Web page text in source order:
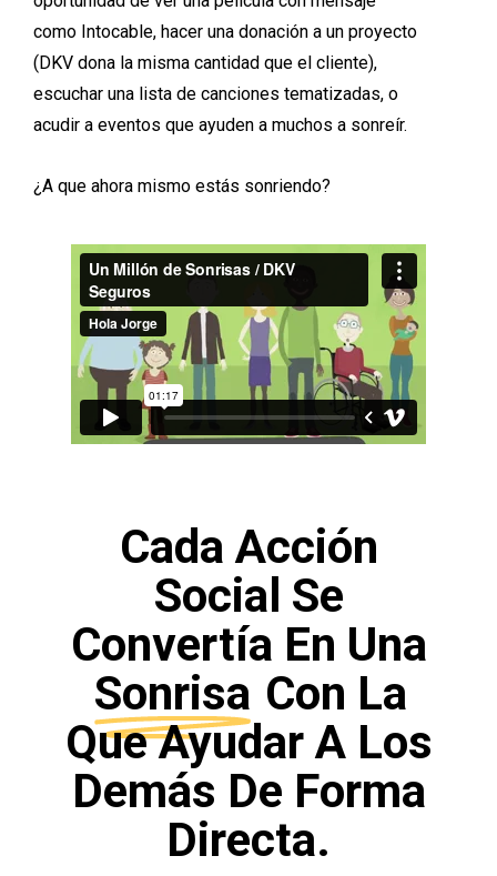
como Intocable, hacer una donación a un proyecto
(DKV dona la misma cantidad que el cliente),
escuchar una lista de canciones tematizadas, o
acudir a eventos que ayuden a muchos a sonreír.
¿A que ahora mismo estás sonriendo?
Cada Acción
Social Se
Convertía En Una
Sonrisa Con La
Que Ayudar A Los
Demás De Forma
Directa.